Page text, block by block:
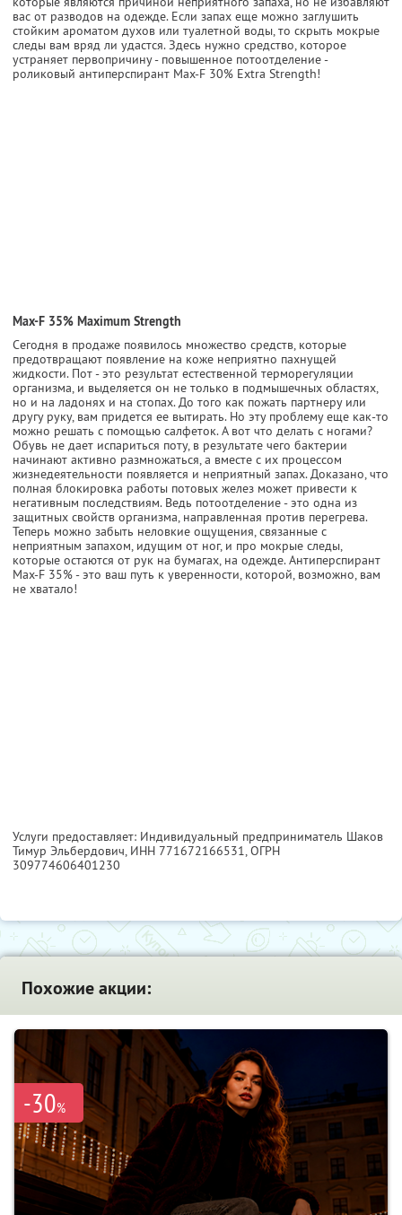
вас от разводов на одежде. Если запах еще можно заглушить
стойким ароматом духов или туалетной воды, то скрыть мокрые
следы вам вряд ли удастся. Здесь нужно средство, которое
устраняет первопричину - повышенное потоотделение -
роликовый антиперспирант Max-F 30% Extra Strength!
Max-F 35% Maximum Strength
Сегодня в продаже появилось множество средств, которые
предотвращают появление на коже неприятно пахнущей
жидкости. Пот - это результат естественной терморегуляции
организма, и выделяется он не только в подмышечных областях,
но и на ладонях и на стопах. До того как пожать партнеру или
другу руку, вам придется ее вытирать. Но эту проблему еще как-то
можно решать с помощью салфеток. А вот что делать с ногами?
Обувь не дает испариться поту, в результате чего бактерии
начинают активно размножаться, а вместе с их процессом
жизнедеятельности появляется и неприятный запах. Доказано, что
полная блокировка работы потовых желез может привести к
негативным последствиям. Ведь потоотделение - это одна из
защитных свойств организма, направленная против перегрева.
Теперь можно забыть неловкие ощущения, связанные с
неприятным запахом, идущим от ног, и про мокрые следы,
которые остаются от рук на бумагах, на одежде. Антиперспирант
Max-F 35% - это ваш путь к уверенности, которой, возможно, вам
не хватало!
Услуги предоставляет: Индивидуальный предприниматель Шаков
Тимур Эльбердович, ИНН 771672166531, ОГРН
309774606401230
Похожие акции:
-30%